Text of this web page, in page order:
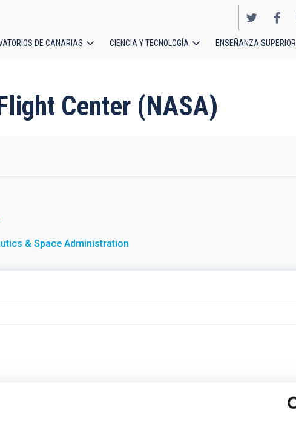
DE CANARIAS CIENCIA Y TECNOLOGÍA ENSEÑANZA SUPERIOR
Center (NASA)
& Space Administration